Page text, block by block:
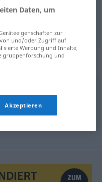
Okkupation,
Daten, um
zur
und/oder Zugriff auf
Werbung und Inhalte,
und
Akzeptieren